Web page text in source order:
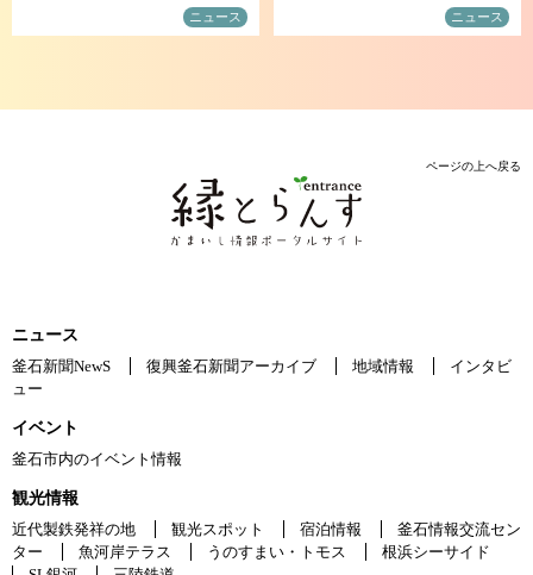
ニュース ニュース
ページの上へ戻る
ニュース
釜石新聞NewS
復興釜石新聞アーカイブ 地域情報
インタビ
ュー
イベント
釜石市内のイベント情報
観光情報
近代製鉄発祥の地
観光スポット 宿泊情報
釜石情報交流セン
ター
魚河岸テラス うのすまい・トモス
根浜シーサイド